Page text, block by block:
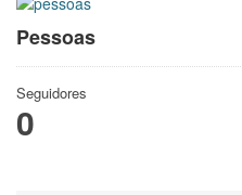
Pessoas
Seguidores
0